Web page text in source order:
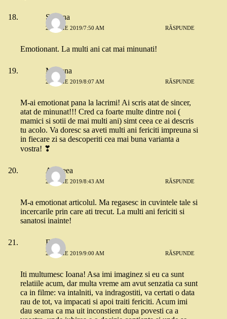
Simona
26 IULIE 2019/7:50 AM RĂSPUNDE
Emotionant. La multi ani cat mai minunati!
Mariana
26 IULIE 2019/8:07 AM RĂSPUNDE
M-ai emotionat pana la lacrimi! Ai scris atat de sincer,
atat de minunat!!! Cred ca foarte multe dintre noi (
mamici si sotii de mai multi ani) simt ceea ce ai descris
tu acolo. Va doresc sa aveti multi ani fericiti impreuna si
in fiecare zi sa descoperiti cea mai buna varianta a
vostra! ❣
Andreea
26 IULIE 2019/8:43 AM RĂSPUNDE
M-a emotionat articolul. Ma regasesc in cuvintele tale si
incercarile prin care ati trecut. La multi ani fericiti si
sanatosi inainte!
Eliza
26 IULIE 2019/9:00 AM RĂSPUNDE
Iti multumesc Ioana! Asa imi imaginez si eu ca sunt
relatiile acum, dar multa vreme am avut senzatia ca sunt
ca in filme: va intalniti, va indragostiti, va certati o data
rau de tot, va impacati si apoi traiti fericiti. Acum imi
dau seama ca ma uit inconstient dupa povesti ca a